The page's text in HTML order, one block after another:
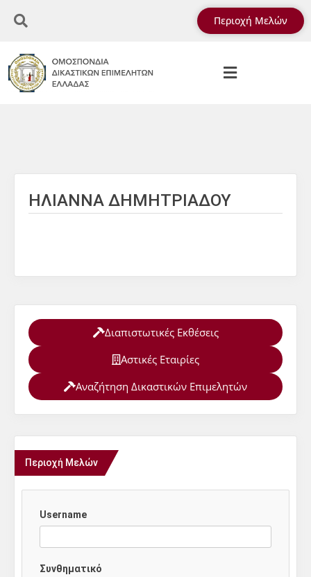
Περιοχή Μελών
ΗΛΙΑΝΝΑ ΔΗΜΗΤΡΙΑΔΟΥ
Διαπιστωτικές Εκθέσεις
Αστικές Εταιρίες
Αναζήτηση Δικαστικών Επιμελητών
Περιοχή Μελών
Username
Συνθηματικό